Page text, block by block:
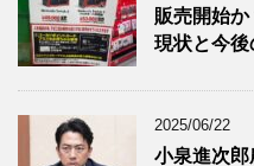
販売開始
現状と今後
2025/06/22
小泉進次